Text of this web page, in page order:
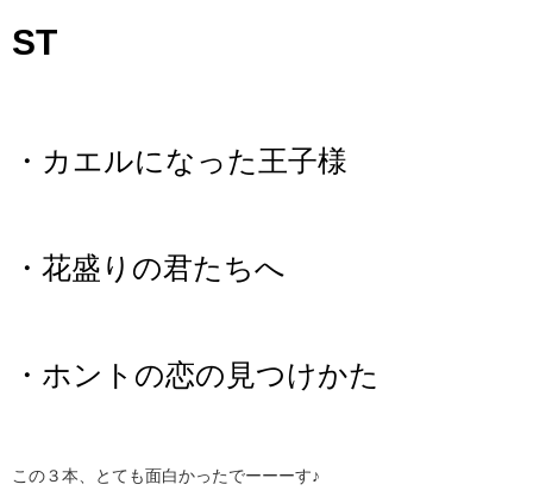
ST
・カエルになった王子様
・花盛りの君たちへ
・ホントの恋の見つけかた
この３本、とても面白かったでーーーす♪